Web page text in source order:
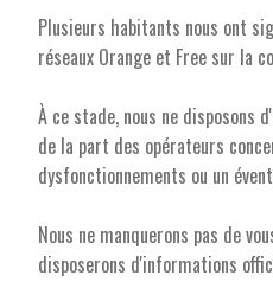
Plusieurs habitants nous ont
réseaux Orange et Free sur la
À ce stade, nous ne disposons
de la part des opérateurs
dysfonctionnements ou un
Nous ne manquerons pas de
disposerons d'informations